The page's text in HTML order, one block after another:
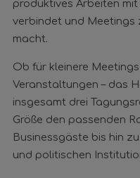
produktives Arbeiten
verbindet und Meetings
macht.
Ob für kleinere
Veranstaltungen – das
insgesamt drei
Größe den passenden
Businessgäste bis hin
und politischen